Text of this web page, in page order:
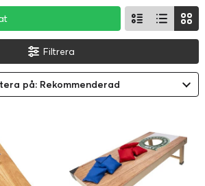
Filtrera
på: Rekommenderad